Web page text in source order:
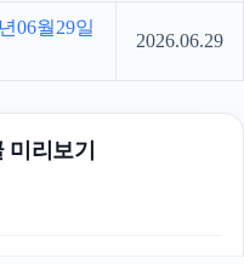
06월29일
2026.06.29
리보기